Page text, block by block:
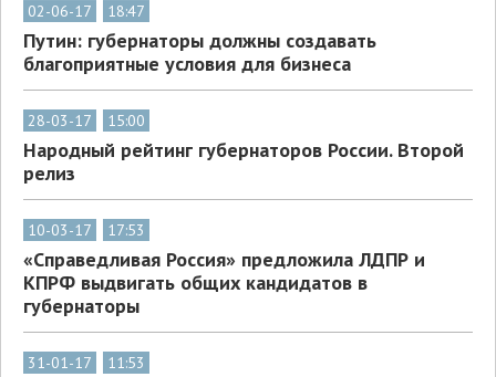
02-06-17 18:47
Путин: губернаторы должны создавать
благоприятные условия для бизнеса
28-03-17 15:00
Народный рейтинг губернаторов России. Второй
релиз
10-03-17 17:53
«Справедливая Россия» предложила ЛДПР и
КПРФ выдвигать общих кандидатов в
губернаторы
31-01-17 11:53